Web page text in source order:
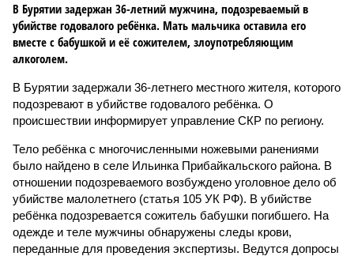
В Бурятии задержан 36-летний мужчина, подозреваемый в
убийстве годовалого ребёнка. Мать мальчика оставила его
вместе с бабушкой и её сожителем, злоупотребляющим
алкоголем.
В Бурятии задержали 36-летнего местного жителя, которого
подозревают в убийстве годовалого ребёнка. О
происшествии информирует управление СКР по региону.
Тело ребёнка с многочисленными ножевыми ранениями
было найдено в селе Ильинка Прибайкальского района. В
отношении подозреваемого возбуждено уголовное дело об
убийстве малолетнего (статья 105 УК РФ). В убийстве
ребёнка подозревается сожитель бабушки погибшего. На
одежде и теле мужчины обнаружены следы крови,
переданные для проведения экспертизы. Ведутся допросы